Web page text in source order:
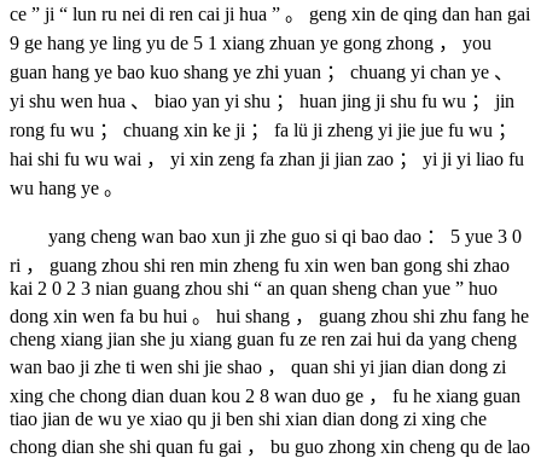
ce ” ji “ lun ru nei di ren cai ji hua ” 。 geng xin de qing dan han gai
9 ge hang ye ling yu de 5 1 xiang zhuan ye gong zhong ， you
guan hang ye bao kuo shang ye zhi yuan ； chuang yi chan ye 、
yi shu wen hua 、 biao yan yi shu ； huan jing ji shu fu wu ； jin
rong fu wu ； chuang xin ke ji ； fa lü ji zheng yi jie jue fu wu ；
hai shi fu wu wai ， yi xin zeng fa zhan ji jian zao ； yi ji yi liao fu
wu hang ye 。
yang cheng wan bao xun ji zhe guo si qi bao dao ： 5 yue 3 0
ri ， guang zhou shi ren min zheng fu xin wen ban gong shi zhao
kai 2 0 2 3 nian guang zhou shi “ an quan sheng chan yue ” huo
dong xin wen fa bu hui 。 hui shang ， guang zhou shi zhu fang he
cheng xiang jian she ju xiang guan fu ze ren zai hui da yang cheng
wan bao ji zhe ti wen shi jie shao ， quan shi yi jian dian dong zi
xing che chong dian duan kou 2 8 wan duo ge ， fu he xiang guan
tiao jian de wu ye xiao qu ji ben shi xian dian dong zi xing che
chong dian she shi quan fu gai ， bu guo zhong xin cheng qu de lao